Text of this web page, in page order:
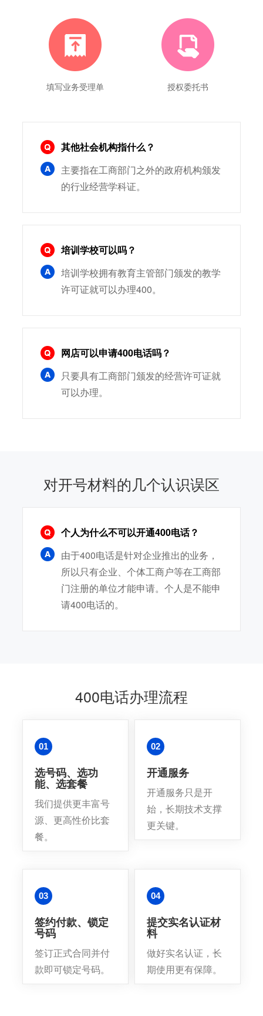
填写业务受理单 授权委托书
其他社会机构指什么？
主要指在工商部门之外的政府机构颁发
的行业经营学科证。
培训学校可以吗？
培训学校拥有教育主管部门颁发的教学
许可证就可以办理400。
网店可以申请400电话吗？
只要具有工商部门颁发的经营许可证就
可以办理。
对开号材料的几个认识误区
个人为什么不可以开通400电话？
由于400电话是针对企业推出的业务，
所以只有企业、个体工商户等在工商部
门注册的单位才能申请。个人是不能申
请400电话的。
400电话办理流程
01
选号码、选功
能、选套餐
我们提供更丰富号
源、更高性价比套
餐。
02
开通服务
开通服务只是开
始，长期技术支撑
更关键。
03
签约付款、锁定
号码
签订正式合同并付
款即可锁定号码。
04
提交实名认证材
料
做好实名认证，长
期使用更有保障。